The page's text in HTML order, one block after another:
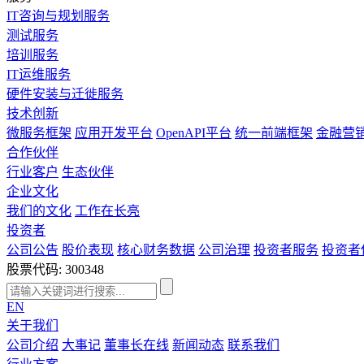
IT咨询与规划服务
测试服务
培训服务
IT运维服务
硬件安装与迁徙服务
技术创新
微服务框架 应用开发平台 OpenAPI平台 统一前端框架 金融营
合作伙伴
行业客户 生态伙伴
企业文化
我们的文化 工作在长亮
投资者
公司公告 股价表现 核心财务数据 公司治理 投资者服务 投资者
股票代码: 300348
EN
关于我们
公司介绍 大事记 董事长在线 新闻动态 联系我们